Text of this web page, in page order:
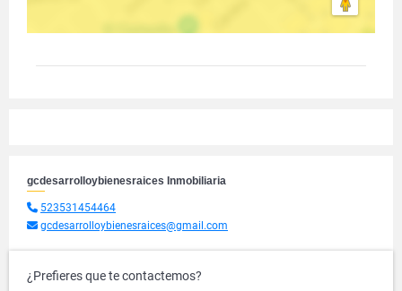
gcdesarrolloybienesraices Inmobiliaria
523531454464
gcdesarrolloybienesraices@gmail.com
¿Prefieres que te contactemos?